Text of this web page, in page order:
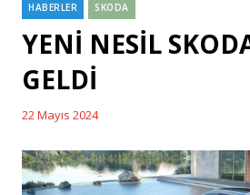
Categories
HABERLER SKODA
YENİ NESİL
GELDİ
Posted
22 Mayıs 2024